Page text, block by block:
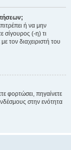
ή να μην
σίγουρος (-η) τι
τον διαχειριστή του
φορτώσει, πηγαίνετε
στην ενότητα